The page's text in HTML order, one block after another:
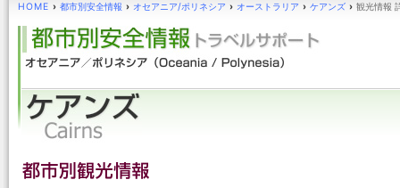
HOME › 都市別安全情報 › オセアニア/ポリネシア › オーストラリア › ケアンズ › 観光情報